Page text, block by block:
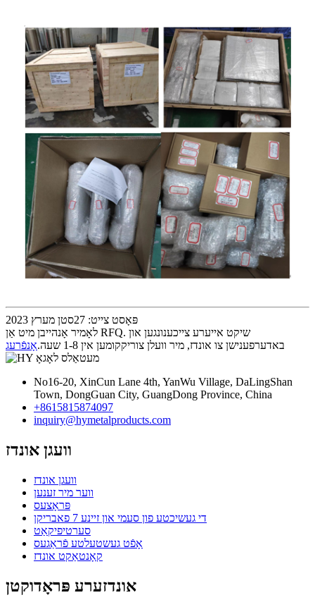
פּאָסט צייט: 27סטן מערץ 2023
לאָמיר אָנהייבן מיט אַן RFQ. שיקט אייערע צייכענונגען און
באדערפענישן צו אונדז, מיר וועלן צוריקקומען אין 1-8 שעה.
אָנפֿרעג
No16-20, XinCun Lane 4th, YanWu Village, DaLingShan
Town, DongGuan City, GuangDong Province, China
+8615815874097
inquiry@hymetalproducts.com
וועגן אונדז
וועגן אונדז
ווער מיר זענען
פּראָצעס
די געשיכטע פון ​​סעמי און זיינע 7 פאבריקן
סערטיפיקאַט
אָפֿט געשטעלטע פֿראַגעס
קאָנטאַקט אונדז
אונדזערע פּראָדוקטן